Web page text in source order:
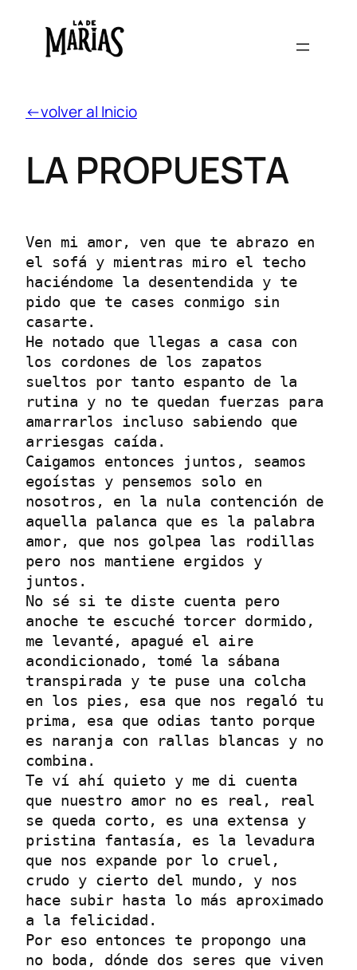
←volver al Inicio
LA PROPUESTA
Ven mi amor, ven que te abrazo en
el sofá y mientras miro el techo
haciéndome la desentendida y te
pido que te cases conmigo sin
casarte.
He notado que llegas a casa con
los cordones de los zapatos
sueltos por tanto espanto de la
rutina y no te quedan fuerzas para
amarrarlos incluso sabiendo que
arriesgas caída.
Caigamos entonces juntos, seamos
egoístas y pensemos solo en
nosotros, en la nula contención de
aquella palanca que es la palabra
amor, que nos golpea las rodillas
pero nos mantiene ergidos y
juntos.
No sé si te diste cuenta pero
anoche te escuché torcer dormido,
me levanté, apagué el aire
acondicionado, tomé la sábana
transpirada y te puse una colcha
en los pies, esa que nos regaló tu
prima, esa que odias tanto porque
es naranja con rallas blancas y no
combina.
Te ví ahí quieto y me di cuenta
que nuestro amor no es real, real
se queda corto, es una extensa y
pristina fantasía, es la levadura
que nos expande por lo cruel,
crudo y cierto del mundo, y nos
hace subir hasta lo más aproximado
a la felicidad.
Por eso entonces te propongo una
no boda, dónde dos seres que viven